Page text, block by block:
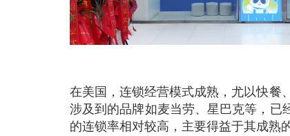
在美国，连锁经营模式成熟，尤以快餐
涉及到的品牌如麦当劳、星巴克等，已
的连锁率相对较高，主要得益于其成熟